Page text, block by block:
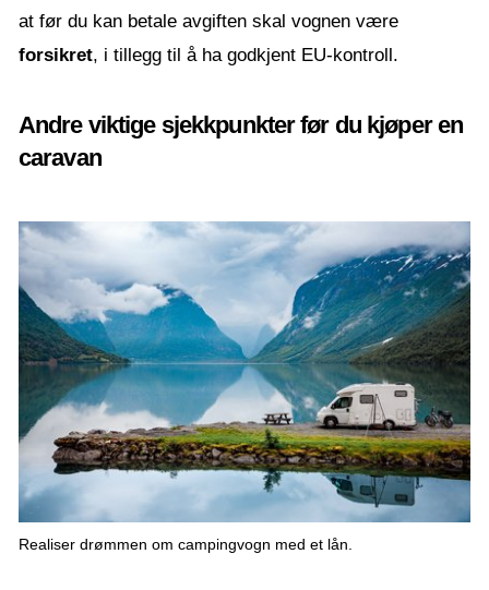
at før du kan betale avgiften skal vognen være
forsikret, i tillegg til å ha godkjent EU-kontroll.
Andre viktige sjekkpunkter før du kjøper en
caravan
Realiser drømmen om campingvogn med et lån.